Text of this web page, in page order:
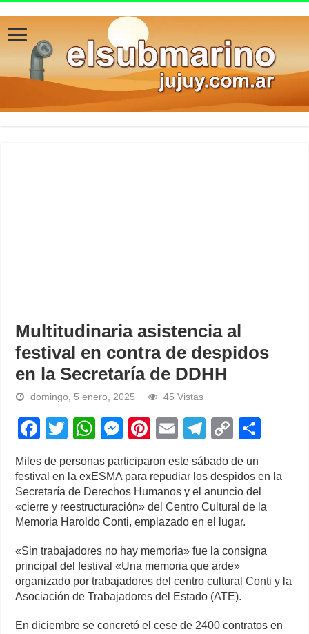
Multitudinaria asistencia al
festival en contra de despidos
en la Secretaría de DDHH
domingo, 5 enero, 2025 45 Vistas
F
a
c
e
b
o
k
T
tt
er
W
at
s
A
p
M
e
ss
e
n
er
Pi
er
e
st
E
ail
T
el
e
gr
a
C
o
p
y
Li
k
ar
Miles de personas participaron este sábado de un
festival en la exESMA para repudiar los despidos en la
Secretaría de Derechos Humanos y el anuncio del
«cierre y reestructuración» del Centro Cultural de la
Memoria Haroldo Conti, emplazado en el lugar.
«Sin trabajadores no hay memoria» fue la consigna
principal del festival «Una memoria que arde»
organizado por trabajadores del centro cultural Conti y la
Asociación de Trabajadores del Estado (ATE).
En diciembre se concretó el cese de 2400 contratos en